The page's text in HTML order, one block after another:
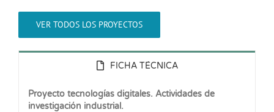
VER TODOS LOS PROYECTOS
FICHA TÉCNICA
Proyecto tecnologías digitales. Actividades de
investigación industrial.